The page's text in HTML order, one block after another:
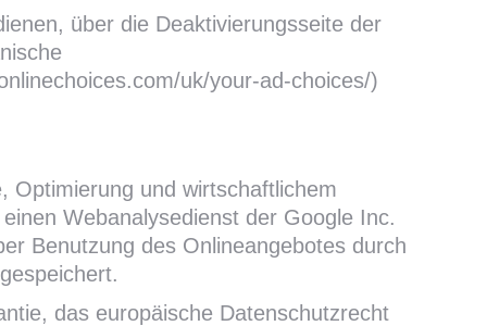
über die Deaktivierungsseite der
uk/your-ad-choices/)
Optimierung und wirtschaftlichem
Webanalysedienst der Google Inc.
Benutzung des Onlineangebotes durch
das europäische Datenschutzrecht